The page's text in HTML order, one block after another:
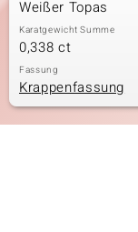
Weißer Topas
Karatgewicht Summe
0,338 ct
Fassung
Krappenfassung